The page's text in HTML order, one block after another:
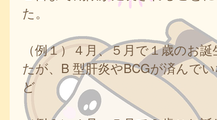
た。
（例１）４月、５月で１歳のお
たが、B 型肝炎やBCGが済んで
ど